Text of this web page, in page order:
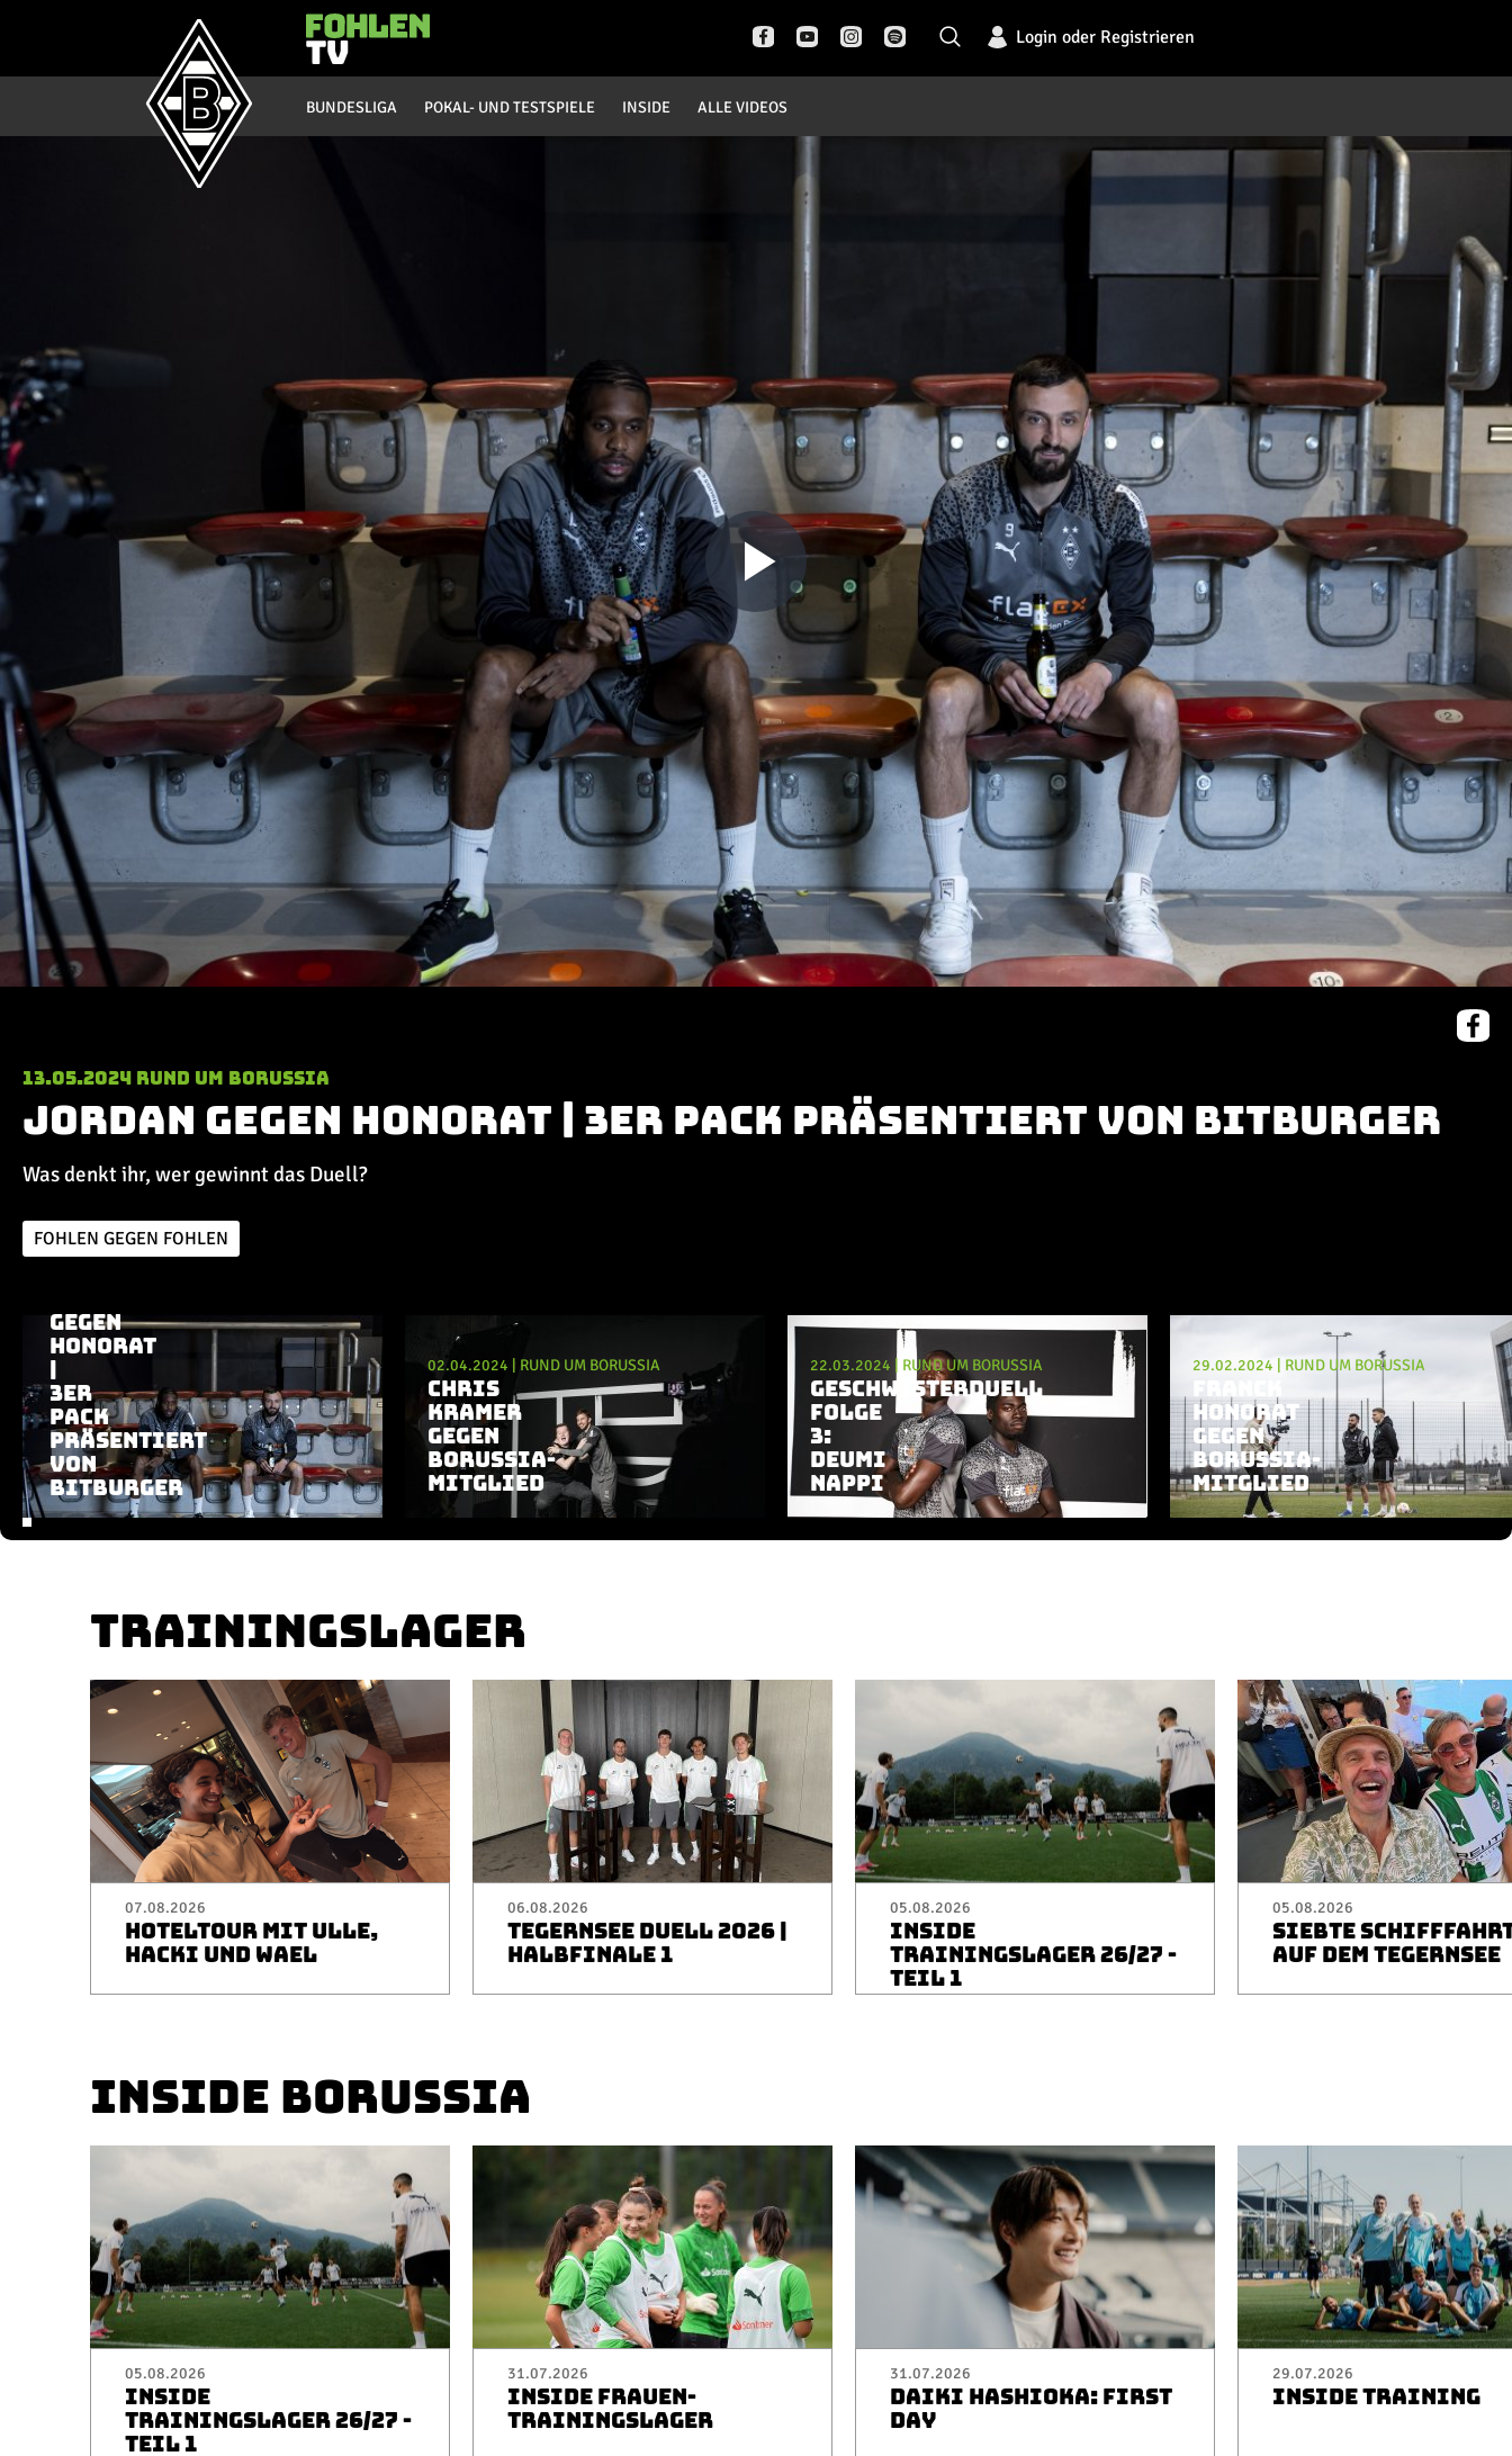
Login oder Registrieren
BUNDESLIGA POKAL- UND TESTSPIELE INSIDE ALLE VIDEOS
Saison 13/14
Saison 12/13
Saison 11/12
English
Play
Video
13.05.2024 Rund um Borussia
Jordan gegen Honorat | 3er Pack präsentiert von Bitburger
Was denkt ihr, wer gewinnt das Duell?
FOHLEN GEGEN FOHLEN
Aktuelle Playlist
GEGEN
HONORAT
3ER
PACK
PRÄSENTIERT
VON
BITBURGER
02.04.2024 RUND UM BORUSSIA
CHRIS
KRAMER
GEGEN
BORUSSIA-
MITGLIED
22.03.2024 RUND UM BORUSSIA
GESCHWISTERDUELL
FOLGE
3:
DEUMI
NAPPI
29.02.2024 RUND UM BORUSSIA
HONORAT
GEGEN
BORUSSIA-
MITGLIED
TRAININGSLAGER
07.08.2026
HOTELTOUR MIT ULLE,
HACKI UND WAEL
06.08.2026
TEGERNSEE DUELL 2026 |
HALBFINALE 1
05.08.2026
INSIDE
TRAININGSLAGER 26/27 -
TEIL 1
05.08.2026
SIEBTE
AUF DEM TEGERNSEE
INSIDE BORUSSIA
05.08.2026
INSIDE
TRAININGSLAGER 26/27 -
TEIL 1
31.07.2026
INSIDE FRAUEN-
TRAININGSLAGER
31.07.2026
DAIKI HASHIOKA: FIRST
DAY
29.07.2026
INSIDE TRAINING